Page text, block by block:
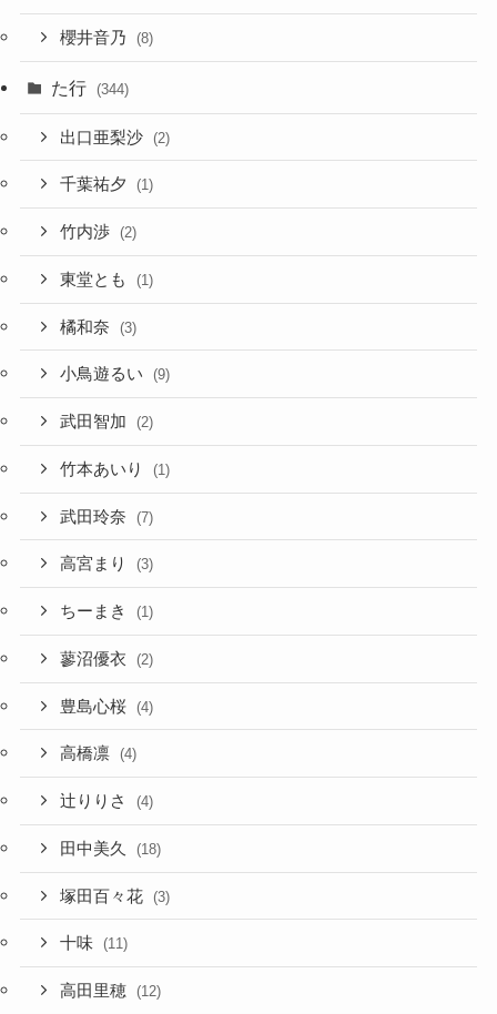
櫻井音乃 (8)
た行 (344)
出口亜梨沙 (2)
千葉祐夕 (1)
竹内渉 (2)
東堂とも (1)
橘和奈 (3)
小鳥遊るい (9)
武田智加 (2)
竹本あいり (1)
武田玲奈 (7)
高宮まり (3)
ちーまき (1)
蓼沼優衣 (2)
豊島心桜 (4)
高橋凛 (4)
辻りりさ (4)
田中美久 (18)
塚田百々花 (3)
十味 (11)
高田里穂 (12)